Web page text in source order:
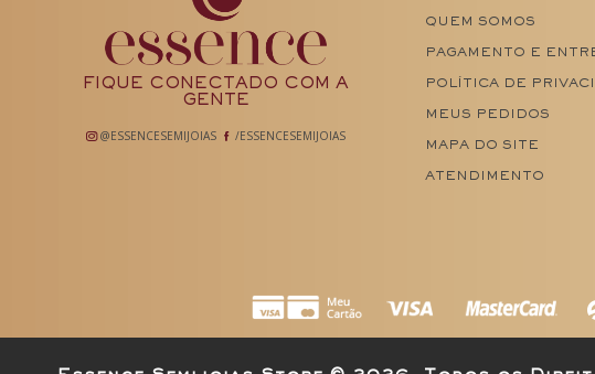
FIQUE CONECTADO COM A
GENTE
@ESSENCESEMIJOIAS /ESSENCESEMIJOIAS
QUEM SOMOS
PAGAMENTO E
POLÍTICA DE
MEUS PEDIDOS
MAPA DO SITE
ATENDIMENTO